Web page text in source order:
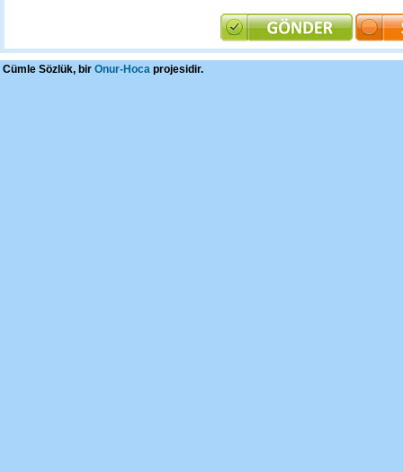
Cümle Sözlük, bir Onur-Hoca projesidir.